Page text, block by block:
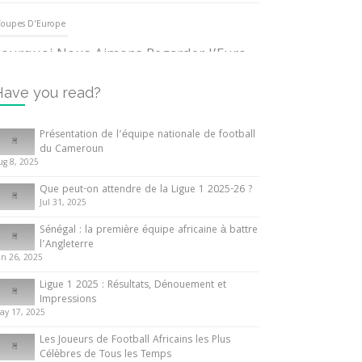
D'Europe
Nous Aimons Regarder l’Euro
June 2024
Internationales
ce que vous devez savoir sur la
d’Afrique des Nations
10 May 2024
Internationales
de l’équipe nationale de
football du Cameroun
2025
you read?
Présentation de l’équipe nationale de football
du Cameroun
8, 2025
Que peut-on attendre de la Ligue 1 2025-26 ?
Jul 31, 2025
Sénégal : la première équipe africaine à battre
l’Angleterre
26, 2025
Ligue 1 2025 : Résultats, Dénouement et
Impressions
17, 2025
Les Joueurs de Football Africains les Plus
Célèbres de Tous les Temps